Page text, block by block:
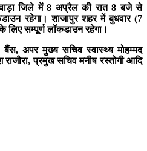
जिले में 8 अप्रैल की रात 8 बजे से
रहेगा। शाजापुर शहर में बुधवार (7
सम्पूर्ण लॉकडाउन रहेगा।
अपर मुख्य सचिव स्वास्थ्य मोहम्मद
प्रमुख सचिव मनीष रस्तोगी आदि